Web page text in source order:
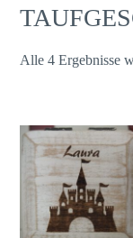
Alle 4 Ergebnisse